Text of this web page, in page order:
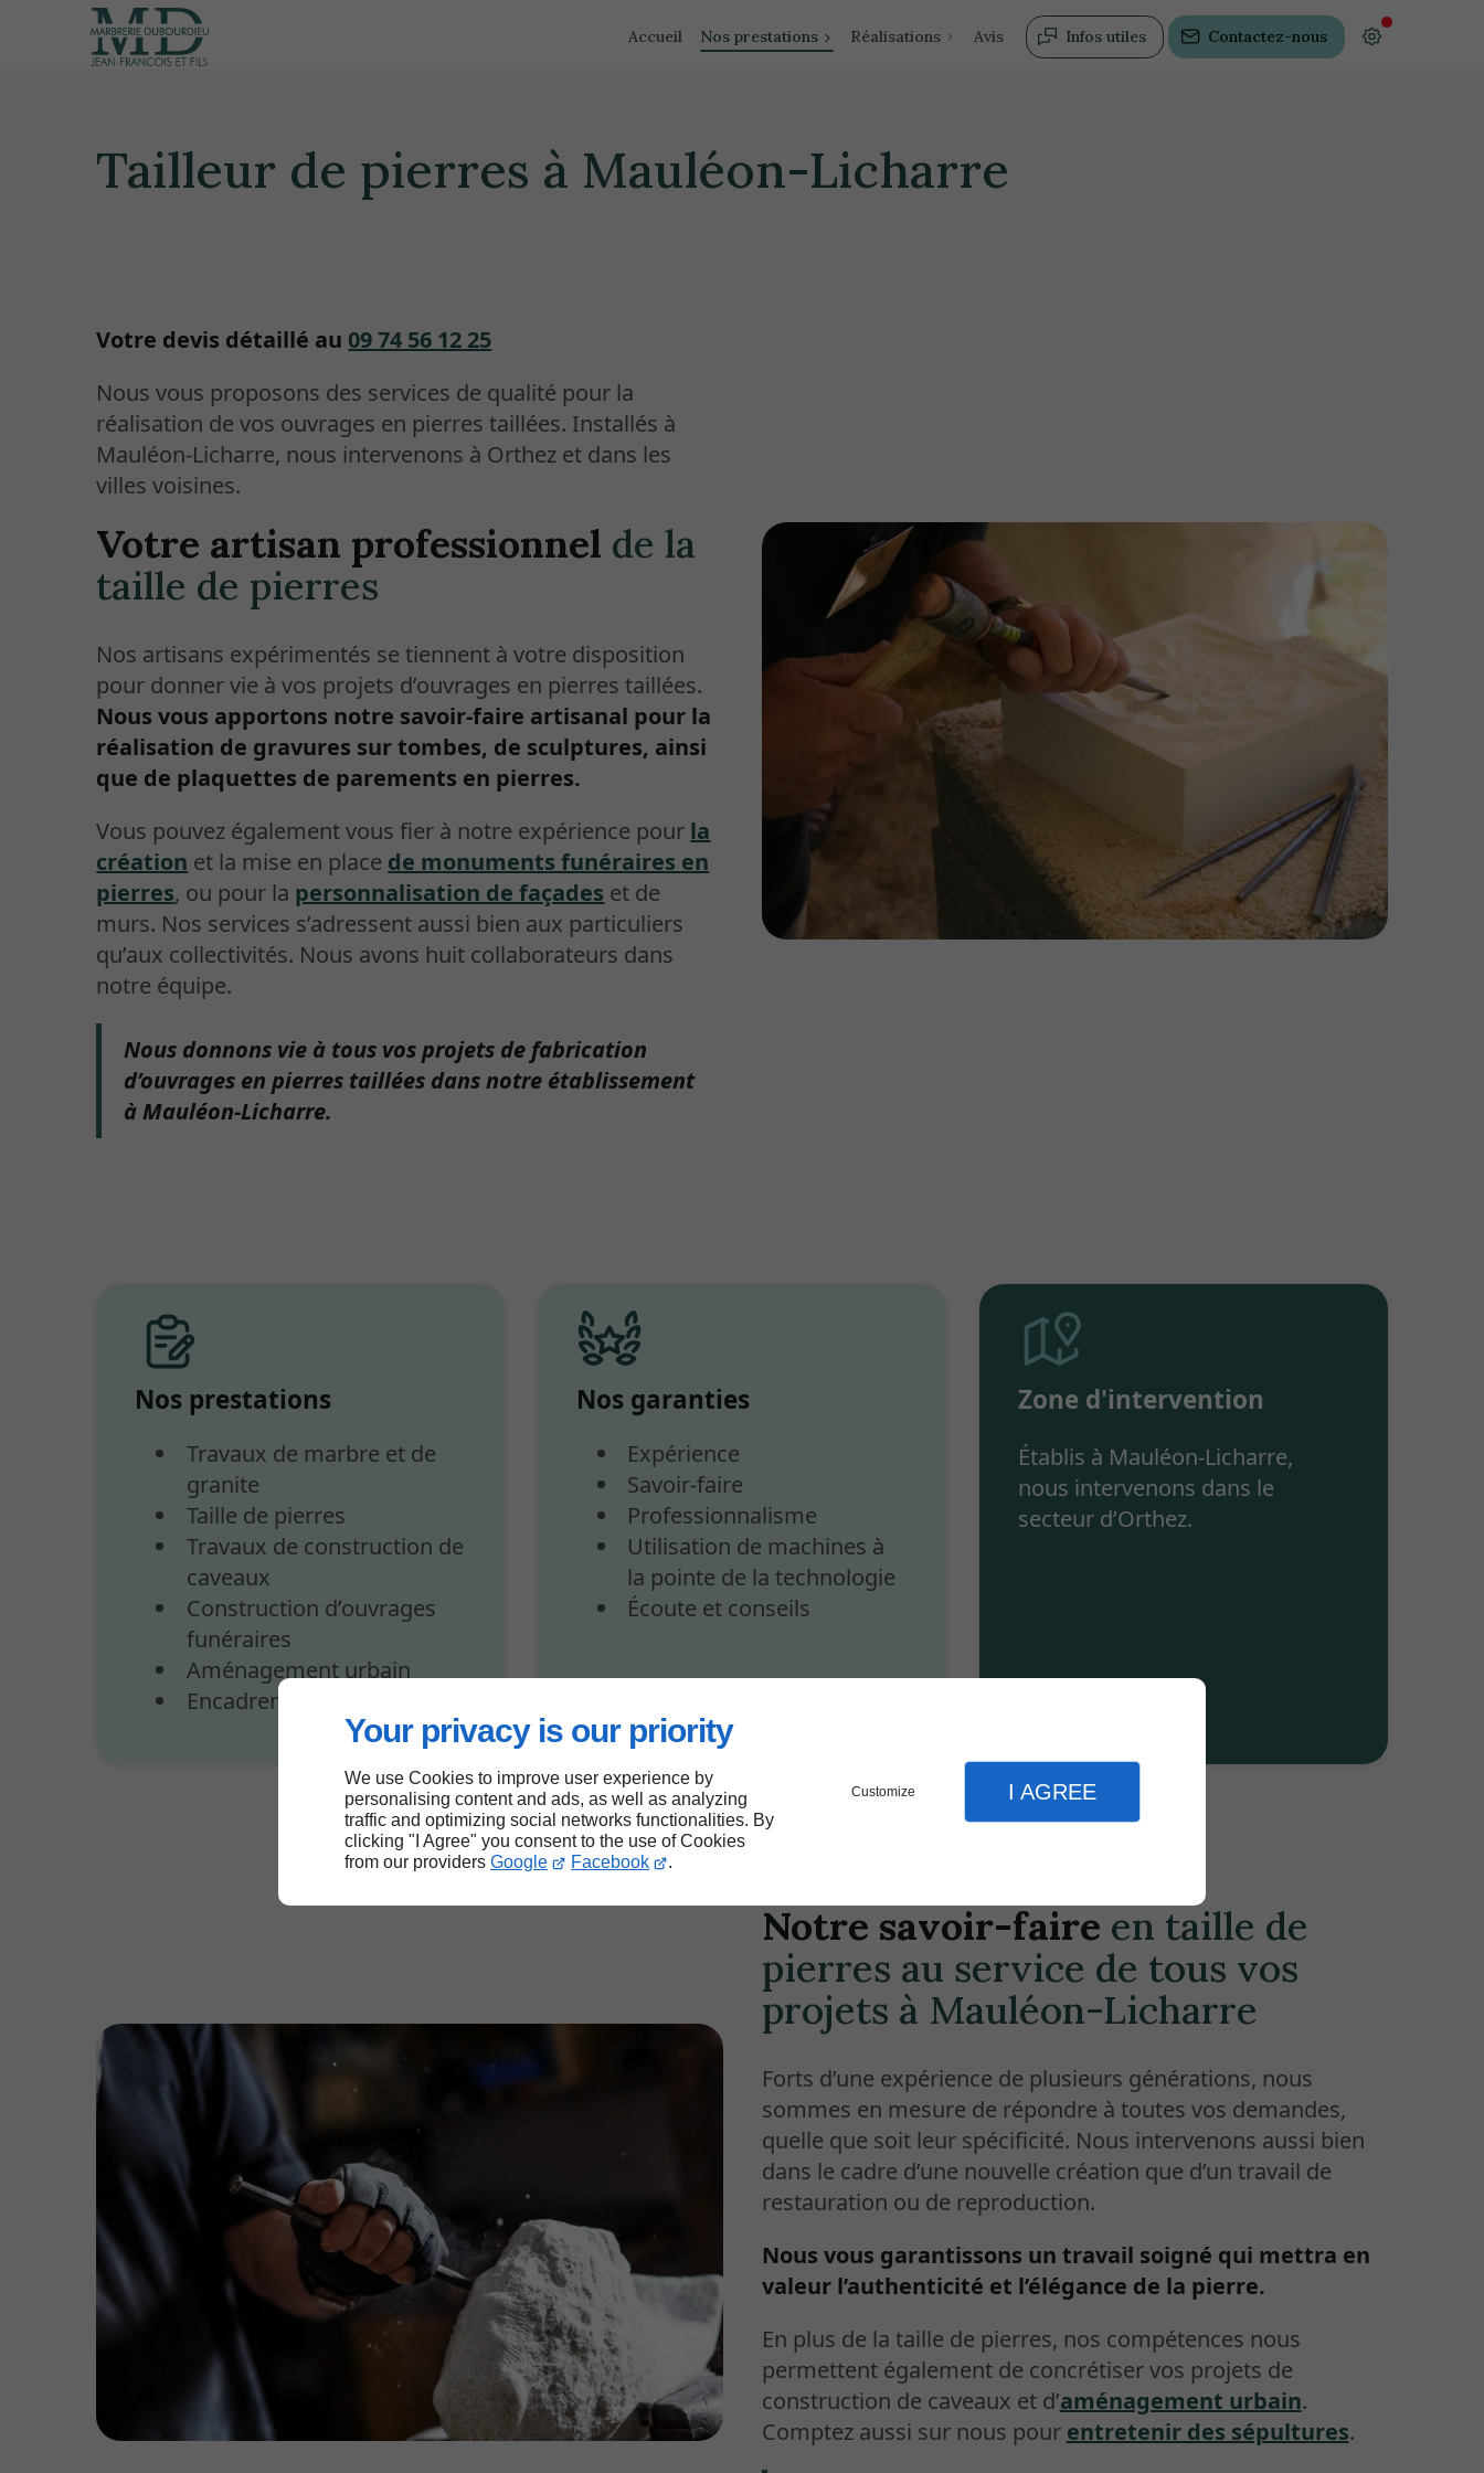
Your privacy is our priority
We use Cookies to improve user experience by
personalising content and ads, as well as analyzing
traffic and optimizing social networks functionalities. By
clicking "I Agree" you consent to the use of Cookies
from our providers Google Facebook .
Customize I AGREE
Accueil Nos prestations Réalisations Avis Infos utiles Contactez-nous
Tailleur de pierres à Mauléon-Licharre
Votre devis détaillé au 09 74 56 12 25
Nous vous proposons des services de qualité pour la
réalisation de vos ouvrages en pierres taillées. Installés à
Mauléon-Licharre, nous intervenons à Orthez et dans les
villes voisines.
Votre artisan professionnel de la
taille de pierres
Nos artisans expérimentés se tiennent à votre disposition
pour donner vie à vos projets d’ouvrages en pierres taillées.
Nous vous apportons notre savoir-faire artisanal pour la
réalisation de gravures sur tombes, de sculptures, ainsi
que de plaquettes de parements en pierres.
Vous pouvez également vous fier à notre expérience pour la
création et la mise en place de monuments funéraires en
pierres, ou pour la personnalisation de façades et de
murs. Nos services s’adressent aussi bien aux particuliers
qu’aux collectivités. Nous avons huit collaborateurs dans
notre équipe.
Nous donnons vie à tous vos projets de fabrication
d’ouvrages en pierres taillées dans notre établissement
à Mauléon-Licharre.
Nos prestations
Travaux de marbre et de
granite
Taille de pierres
Travaux de construction de
caveaux
Construction d’ouvrages
funéraires
Aménagement urbain
Encadrement d'ouverture
Nos garanties
Expérience
Savoir-faire
Professionnalisme
Utilisation de machines à
la pointe de la technologie
Écoute et conseils
Zone d'intervention
Établis à Mauléon-Licharre,
nous intervenons dans le
secteur d’Orthez.
Notre savoir-faire en taille de
pierres au service de tous vos
projets à Mauléon-Licharre
Forts d’une expérience de plusieurs générations, nous
sommes en mesure de répondre à toutes vos demandes,
quelle que soit leur spécificité. Nous intervenons aussi bien
dans le cadre d’une nouvelle création que d’un travail de
restauration ou de reproduction.
Nous vous garantissons un travail soigné qui mettra en
valeur l’authenticité et l’élégance de la pierre.
En plus de la taille de pierres, nos compétences nous
permettent également de concrétiser vos projets de
construction de caveaux et d’aménagement urbain.
Comptez aussi sur nous pour entretenir des sépultures.